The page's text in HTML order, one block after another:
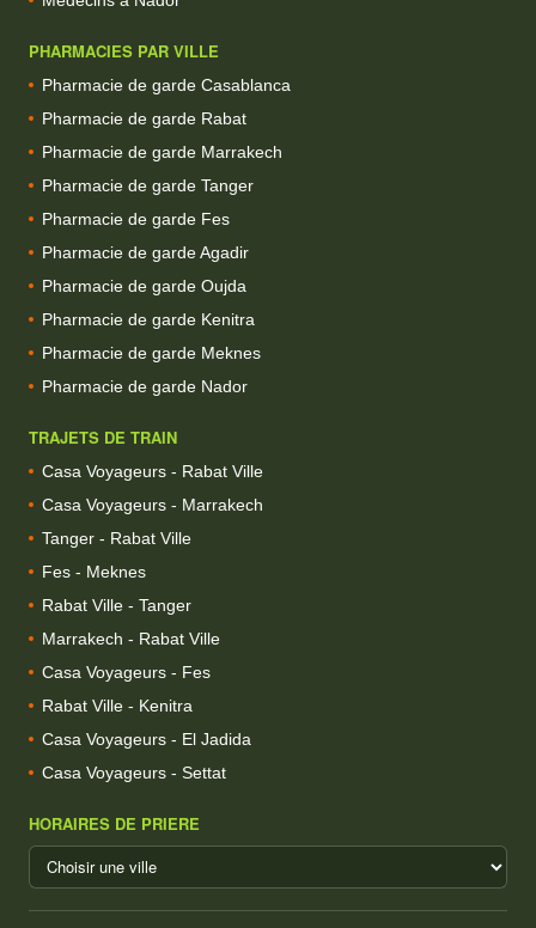
PHARMACIES PAR VILLE
Pharmacie de garde Casablanca
Pharmacie de garde Rabat
Pharmacie de garde Marrakech
Pharmacie de garde Tanger
Pharmacie de garde Fes
Pharmacie de garde Agadir
Pharmacie de garde Oujda
Pharmacie de garde Kenitra
Pharmacie de garde Meknes
Pharmacie de garde Nador
TRAJETS DE TRAIN
Casa Voyageurs - Rabat Ville
Casa Voyageurs - Marrakech
Tanger - Rabat Ville
Fes - Meknes
Rabat Ville - Tanger
Marrakech - Rabat Ville
Casa Voyageurs - Fes
Rabat Ville - Kenitra
Casa Voyageurs - El Jadida
Casa Voyageurs - Settat
HORAIRES DE PRIERE